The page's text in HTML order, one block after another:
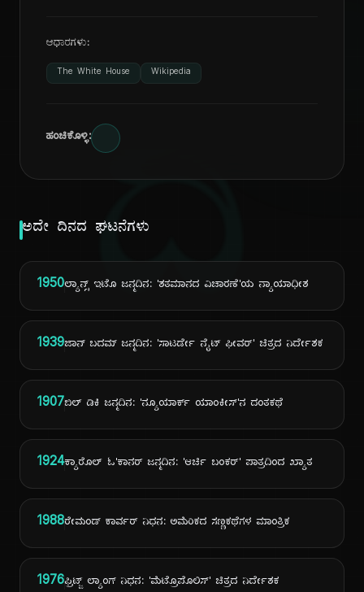
ದಿ
ಆಧಾರಗಳು:
The White House Wikipedia
ಹಂಚಿಕೊಳ್ಳಿ:
ಅದೇ ದಿನದ ಘಟನೆಗಳು
1950ಲ್ಯಾನ್ಸ್ ಇಟೊ ಜನ್ಮದಿನ: 'ಶತಮಾನದ ವಿಚಾರಣೆ'ಯ ನ್ಯಾಯಾಧೀಶ
1939ಜಾನ್ ಬದಮ್ ಜನ್ಮದಿನ: 'ಸಾಟರ್ಡೇ ನೈಟ್ ಫೀವರ್' ಚಿತ್ರದ ನಿರ್ದೇಶಕ
1907ಬಿಲ್ ಡಿಕಿ ಜನ್ಮದಿನ: 'ನ್ಯೂಯಾರ್ಕ್ ಯಾಂಕೀಸ್'ನ ದಂತಕಥೆ
1924ಕ್ಯಾರೊಲ್ ಓ'ಕಾನರ್ ಜನ್ಮದಿನ: 'ಆರ್ಚಿ ಬಂಕರ್' ಪಾತ್ರದಿಂದ ಖ್ಯಾತ
1988ರೇಮಂಡ್ ಕಾರ್ವರ್ ನಿಧನ: ಅಮೆರಿಕದ ಸಣ್ಣಕಥೆಗಳ ಮಾಂತ್ರಿಕ
1976ಫ್ರಿಟ್ಜ್ ಲ್ಯಾಂಗ್ ನಿಧನ: 'ಮೆಟ್ರೊಪೊಲಿಸ್' ಚಿತ್ರದ ನಿರ್ದೇಶಕ